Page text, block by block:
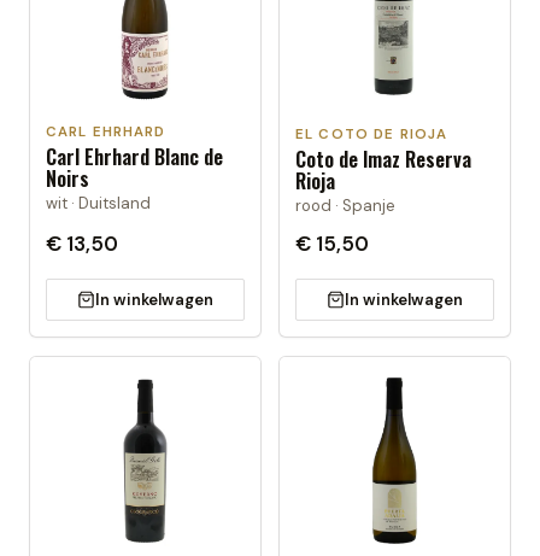
CARL EHRHARD
Carl Ehrhard Blanc de
Noirs
wit · Duitsland
€ 13,50
In winkelwagen
EL COTO DE RIOJA
Coto de Imaz Reserva
Rioja
rood · Spanje
€ 15,50
In winkelwagen